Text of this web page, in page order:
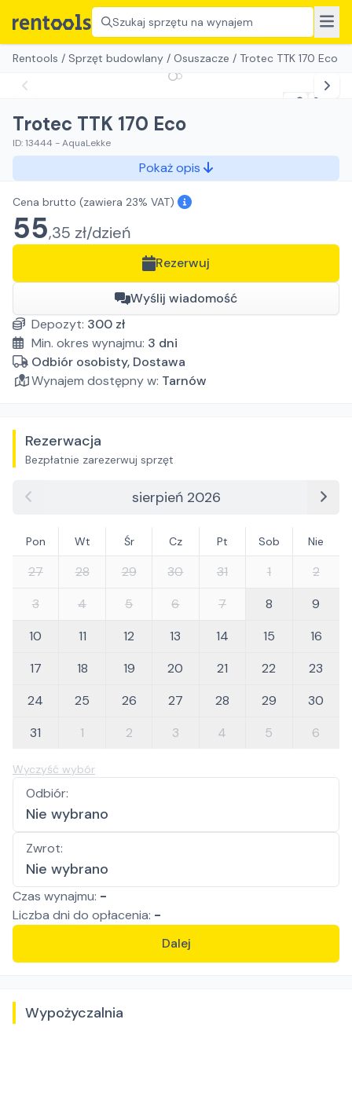
Szukaj sprzętu na wynajem
Rentools / Sprzęt budowlany / Osuszacze / Trotec TTK 170 Eco
Trotec TTK 170 Eco
ID:13444 -AquaLekke
Pokaż opis
Cena brutto (zawiera 23% VAT)
55,35 zł/dzień
Rezerwuj
Wyślij wiadomość
Depozyt: 300 zł
Min. okres wynajmu: 3 dni
Odbiór osobisty, Dostawa
Wynajem dostępny w: Tarnów
Rezerwacja
Bezpłatnie zarezerwuj sprzęt
sierpień 2026
Pon Wt Śr Cz Pt Sob Nie
27 28 29 30 31 1
2
3
4 5 6 7 8
9
10
11 12 13 14 15
16
17
18 19 20 21 22
23
24
25 26 27 28 29
30
31
1 2 3 4 5 6
Wyczyść wybór
Odbiór:
Nie wybrano
Zwrot:
Nie wybrano
Czas wynajmu: -
Liczba dni do opłacenia: -
Dalej
Wypożyczalnia